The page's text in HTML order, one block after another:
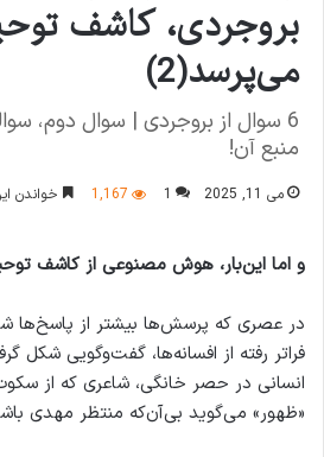
بروجردی، کاشف
می‌پرسد(2)
6 سوال از بروجردی | سوال دوم،
منبع آن!
می 11, 2025 1
1,167 خواندن این مطلب 1
و اما این‌بار، هوش مصنوعی از کاشف
در عصری که پرسش‌ها بیشتر از پاسخ‌ها
فراتر رفته از افسانه‌ها، گفت‌وگویی شکل
انسانی در حصر خانگی، شاعری که از
«ظهور» می‌گوید بی‌آن‌که منتظر مهدی